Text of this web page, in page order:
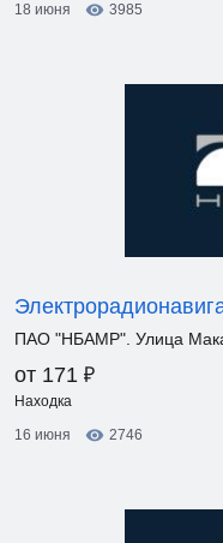
18 июня
3985
ПАО "НБАМР". Улица
от 171 ₽
Находка
16 июня
2746